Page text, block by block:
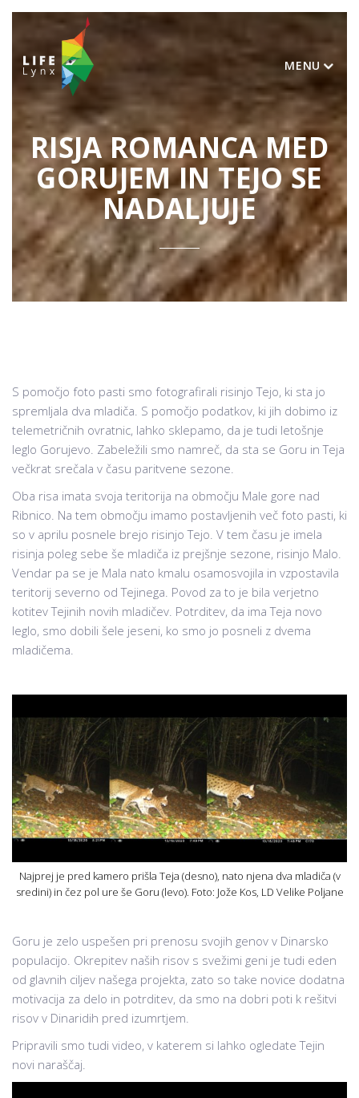
MENU
RISJA ROMANCA MED
GORUJEM IN TEJO SE
NADALJUJE
S pomočjo foto pasti smo fotografirali risinjo Tejo, ki sta jo
spremljala dva mladiča. S pomočjo podatkov, ki jih dobimo iz
telemetričnih ovratnic, lahko sklepamo, da je tudi letošnje
leglo Gorujevo. Zabeležili smo namreč, da sta se Goru in Teja
večkrat srečala v času paritvene sezone.
Oba risa imata svoja teritorija na območju Male gore nad
Ribnico. Na tem območju imamo postavljenih več foto pasti, ki
so v aprilu posnele brejo risinjo Tejo. V tem času je imela
risinja poleg sebe še mladiča iz prejšnje sezone, risinjo Malo.
Vendar pa se je Mala nato kmalu osamosvojila in vzpostavila
teritorij severno od Tejinega. Povod za to je bila verjetno
kotitev Tejinih novih mladičev. Potrditev, da ima Teja novo
leglo, smo dobili šele jeseni, ko smo jo posneli z dvema
mladičema.
Najprej je pred kamero prišla Teja (desno), nato njena dva mladiča (v
sredini) in čez pol ure še Goru (levo). Foto: Jože Kos, LD Velike Poljane
Goru je zelo uspešen pri prenosu svojih genov v Dinarsko
populacijo. Okrepitev naših risov s svežimi geni je tudi eden
od glavnih ciljev našega projekta, zato so take novice dodatna
motivacija za delo in potrditev, da smo na dobri poti k rešitvi
risov v Dinaridih pred izumrtjem.
Pripravili smo tudi video, v katerem si lahko ogledate Tejin
novi naraščaj.